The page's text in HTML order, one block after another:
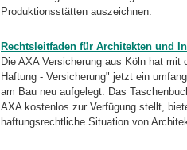
Produktionsstätten auszeichnen.
Rechtsleitfaden für Architekten und
Die AXA Versicherung aus Köln hat
Haftung - Versicherung" jetzt ein
am Bau neu aufgelegt. Das
AXA kostenlos zur Verfügung stellt,
haftungsrechtliche Situation von